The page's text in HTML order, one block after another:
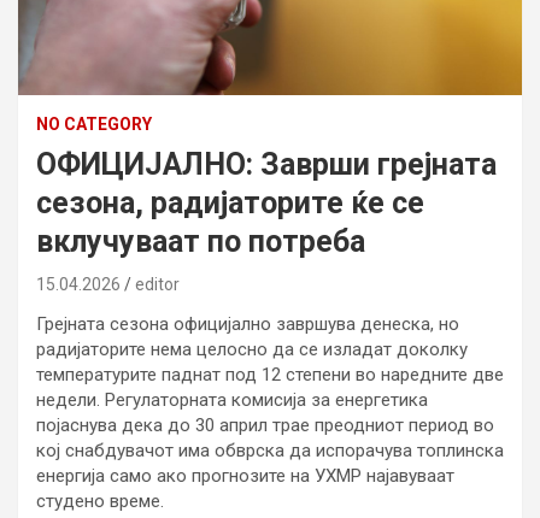
NO CATEGORY
ОФИЦИЈАЛНО: Заврши грејната
сезона, радијаторите ќе се
вклучуваат по потреба
15.04.2026 editor
Грејната сезона официјално завршува денеска, но
радијаторите нема целосно да се изладат доколку
температурите паднат под 12 степени во наредните две
недели. Регулаторната комисија за енергетика
појаснува дека до 30 април трае преодниот период во
кој снабдувачот има обврска да испорачува топлинска
енергија само ако прогнозите на УХМР најавуваат
студено време.